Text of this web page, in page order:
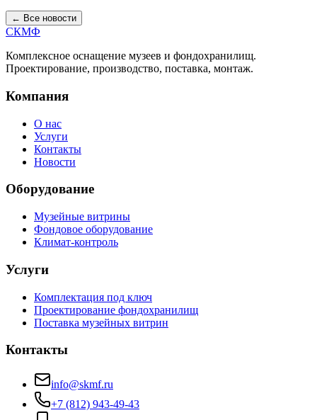
← Все новости
СКМФ
Комплексное оснащение музеев и фондохранилищ.
Проектирование, производство, поставка, монтаж.
Компания
О нас
Услуги
Контакты
Новости
Оборудование
Музейные витрины
Фондовое оборудование
Климат-контроль
Услуги
Комплектация под ключ
Проектирование фондохранилищ
Поставка музейных витрин
Контакты
info@skmf.ru
+7 (812) 943-49-43